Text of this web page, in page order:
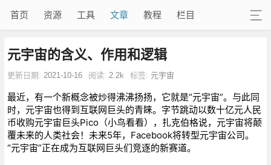
首页 资源 工具 文章 教程 栏目
元宇宙的含义、作用和逻辑
更新日期: 2021-10-16 阅读: 2.2k 标签: 元宇宙
最近，有一个新概念被炒得沸沸扬扬，它就是“元宇宙”。与此同
时，元宇宙也得到互联网巨头的青睐。字节跳动以数十亿元人民
币收购元宇宙巨头Pico（小鸟看看），扎克伯格说，元宇宙将颠
覆未来的人类社会！未来5年，Facebook将转型元宇宙公司。
“元宇宙”正在成为互联网巨头们竞逐的新赛道。